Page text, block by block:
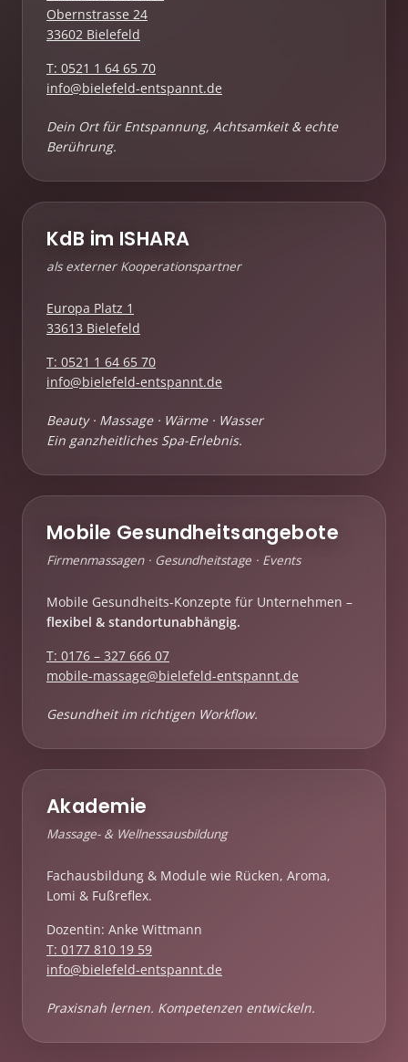
Obernstrasse 24
33602 Bielefeld
T: 0521 1 64 65 70
info@bielefeld-entspannt.de
Dein Ort für Entspannung, Achtsamkeit & echte
Berührung.
KdB im ISHARA
als externer Kooperationspartner
Europa Platz 1
33613 Bielefeld
T: 0521 1 64 65 70
info@bielefeld-entspannt.de
Beauty · Massage · Wärme · Wasser
Ein ganzheitliches Spa-Erlebnis.
Mobile Gesundheitsangebote
Firmenmassagen · Gesundheitstage · Events
Mobile Gesundheits-Konzepte für Unternehmen –
flexibel & standortunabhängig.
T: 0176 – 327 666 07
mobile-massage@bielefeld-entspannt.de
Gesundheit im richtigen Workflow.
Akademie
Massage- & Wellnessausbildung
Fachausbildung & Module wie Rücken, Aroma,
Lomi & Fußreflex.
Dozentin: Anke Wittmann
T: 0177 810 19 59
info@bielefeld-entspannt.de
Praxisnah lernen. Kompetenzen entwickeln.